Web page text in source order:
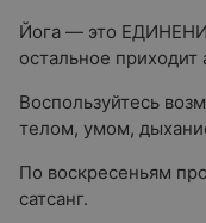
Йога — это
остальное приходит
Воспользуйтесь
телом, умом,
По воскресеньям
сатсанг.